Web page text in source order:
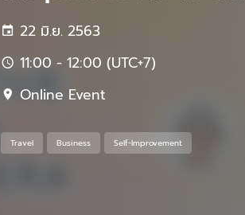
22 มิ.ย. 2563
11:00 - 12:00 (UTC+7)
Online Event
Travel Business Self-Improvement